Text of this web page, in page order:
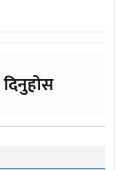
दिनुहोस